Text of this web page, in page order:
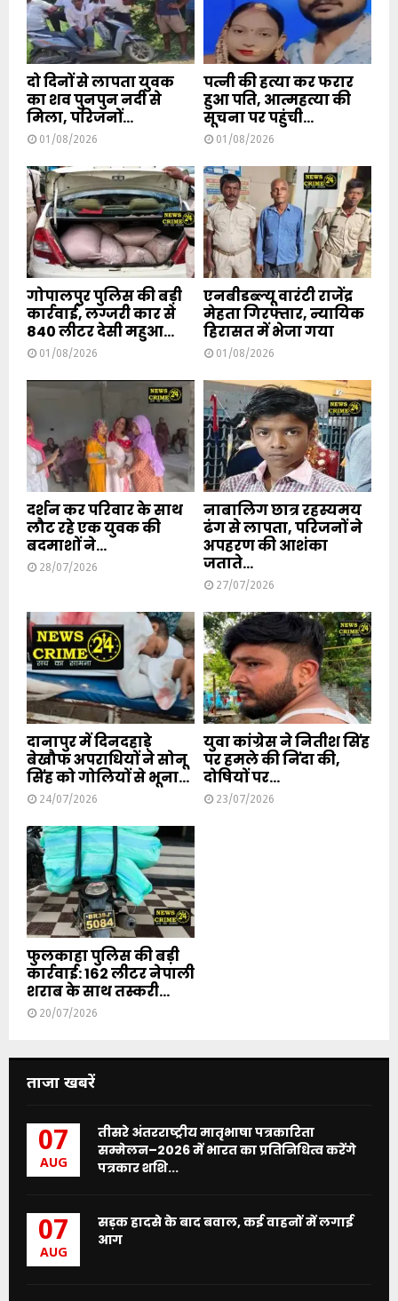
दो दिनों से लापता युवक
का शव पुनपुन नदी से
मिला, परिजनों...
01/08/2026
पत्नी की हत्या कर फरार
हुआ पति, आत्महत्या की
सूचना पर पहुंची...
01/08/2026
गोपालपुर पुलिस की बड़ी
कार्रवाई, लग्जरी कार से
840 लीटर देसी महुआ...
01/08/2026
एनबीडब्ल्यू वारंटी राजेंद्र
मेहता गिरफ्तार, न्यायिक
हिरासत में भेजा गया
01/08/2026
दर्शन कर परिवार के साथ
लौट रहे एक युवक की
बदमाशों ने...
28/07/2026
नाबालिग छात्र रहस्यमय
ढंग से लापता, परिजनों ने
अपहरण की आशंका
जताते...
27/07/2026
दानापुर में दिनदहाड़े
बेखौफ अपराधियों ने सोनू
सिंह को गोलियों से भूना...
24/07/2026
युवा कांग्रेस ने नितीश सिंह
पर हमले की निंदा की,
दोषियों पर...
23/07/2026
फुलकाहा पुलिस की बड़ी
कार्रवाई: 162 लीटर नेपाली
शराब के साथ तस्करी...
20/07/2026
ताजा खबरें
07
AUG
तीसरे अंतरराष्ट्रीय मातृभाषा पत्रकारिता
सम्मेलन–2026 में भारत का प्रतिनिधित्व करेंगे
पत्रकार शशि...
07
AUG
सड़क हादसे के बाद बवाल, कई वाहनों में लगाई
आग